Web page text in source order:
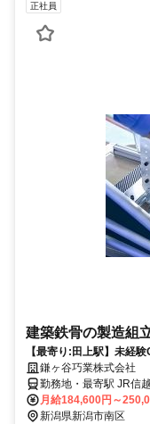
正社員
建築鉄骨の製造組
【最寄り:田上駅】未経
112日/交通費支給【WEB
鎌ヶ谷巧業株式会社
勤務地・最寄駅 JR信
月給184,600円～
新潟県新潟市南区